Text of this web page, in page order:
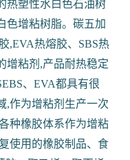
热塑性水白色石油树
色增粘树脂。碳五加
,EVA热熔胶、SBS热
增粘剂,产品耐热稳定
、EVA都具有很
,作为增粘剂生产一次
种橡胶体系作为增粘
使用的橡胶制品、食